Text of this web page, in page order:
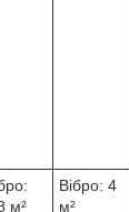
м²
Вібро: 4
м²